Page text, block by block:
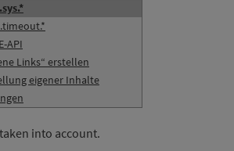
API
Links“ erstellen
eigener Inhalte
into account.